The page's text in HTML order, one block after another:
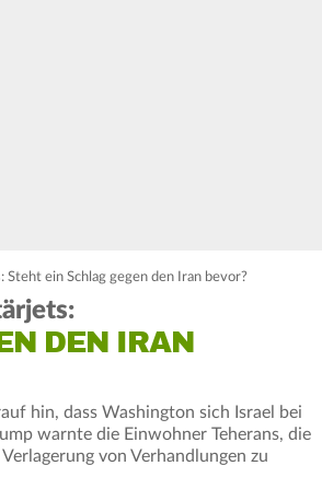
ein Schlag gegen den Iran bevor?
DEN IRAN
hin, dass Washington sich Israel bei
warnte die Einwohner Teherans, die
von Verhandlungen zu